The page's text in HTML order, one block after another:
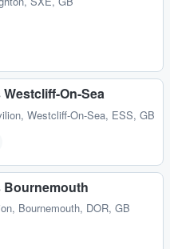
On-Sea
, Westcliff-On-Sea, ESS, GB
Bournemouth
, Bournemouth, DOR, GB